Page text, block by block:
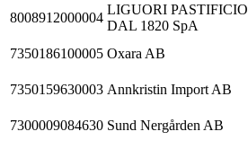
8008912000004
LIGUORI PASTIFICIO
DAL 1820 SpA
7350186100005 Oxara AB
7350159630003 Annkristin Import AB
7300009084630 Sund Nergården AB